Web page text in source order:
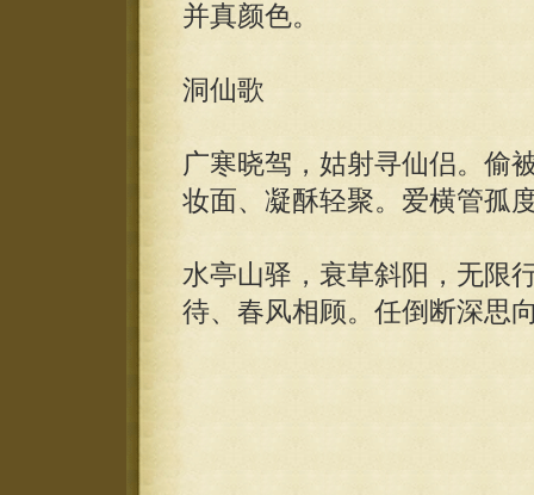
并真颜色。
洞仙歌
广寒晓驾，姑射寻仙侣。偷
妆面、凝酥轻聚。爱横管孤
水亭山驿，衰草斜阳，无限
待、春风相顾。任倒断深思